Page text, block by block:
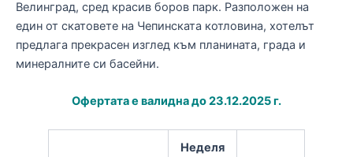
Велинград, сред красив боров парк. Разположен на
един от скатовете на Чепинската котловина, хотелът
предлага прекрасен изглед към планината, града и
минералните си басейни.
Офертата е валидна до 23.12.2025 г.
Неделя